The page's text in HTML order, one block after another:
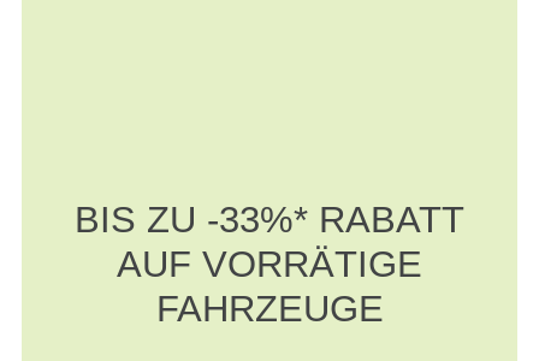
BIS ZU -33%* RABATT
AUF VORRÄTIGE
FAHRZEUGE